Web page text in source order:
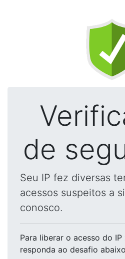
de
Seu IP fez diversas
acessos suspeitos a
conosco.
Para liberar o acesso do IP
responda ao desafio